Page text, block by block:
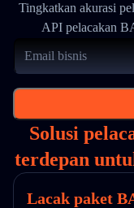
Tingkatkan akurasi
API pelacakan
Solusi
terdepan
Lacak paket